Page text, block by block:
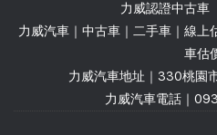
力威認證中古車
力威汽車｜中古車｜二手車｜線上
車估
力威汽車地址｜330桃園
力威汽車電話｜